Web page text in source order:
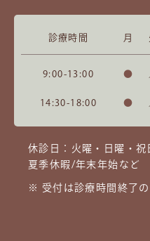
診療時間 月
9:00-13:00 ●
14:30-18:00 ●
休診日：火曜・日曜・祝
夏季休暇/年末年始など
※ 受付は診療時間終了